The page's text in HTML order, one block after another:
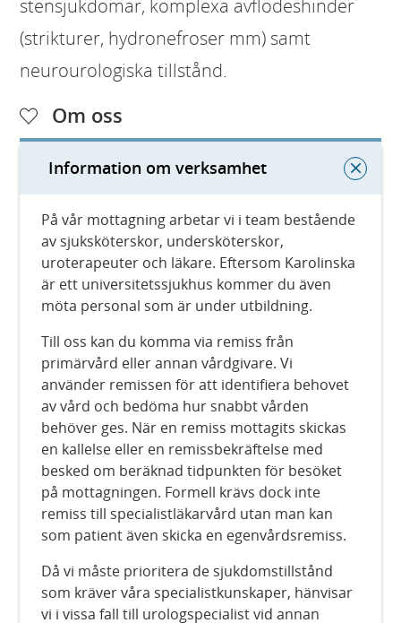
stensjukdomar, komplexa avflödeshinder
(strikturer, hydronefroser mm) samt
neurourologiska tillstånd.
Om oss
Information om verksamhet
På vår mottagning arbetar vi i team bestående
av sjuksköterskor, undersköterskor,
uroterapeuter och läkare. Eftersom Karolinska
är ett universitetssjukhus kommer du även
möta personal som är under utbildning.
Till oss kan du komma via remiss från
primärvård eller annan vårdgivare. Vi
använder remissen för att identifiera behovet
av vård och bedöma hur snabbt vården
behöver ges. När en remiss mottagits skickas
en kallelse eller en remissbekräftelse med
besked om beräknad tidpunkten för besöket
på mottagningen. Formell krävs dock inte
remiss till specialistläkarvård utan man kan
som patient även skicka en egenvårdsremiss.
Då vi måste prioritera de sjukdomstillstånd
som kräver våra specialistkunskaper, hänvisar
vi i vissa fall till urologspecialist vid annan